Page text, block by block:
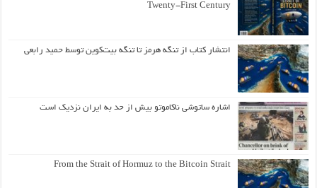
Twenty-First Century
انتشار کتاب از تنگه هرمز تا تنگه بیت‌کوین توسط حمید رابعی
اشاره ساتوشی ناکاموتو بیش از حد به ایران نزدیک است
From the Strait of Hormuz to the Bitcoin Strait